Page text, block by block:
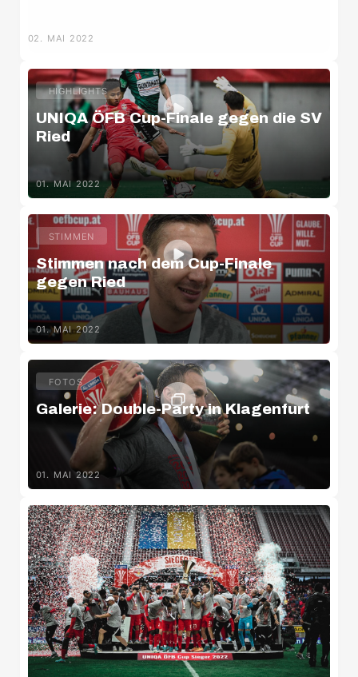
02. MAI 2022
HIGHLIGHTS
UNIQA ÖFB Cup-Finale gegen die SV
Ried
01. MAI 2022
STIMMEN
Stimmen nach dem Cup-Finale
gegen Ried
01. MAI 2022
FOTOS
Galerie: Double-Party in Klagenfurt
01. MAI 2022